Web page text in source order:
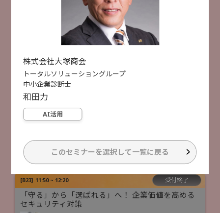
【評価制度対応】DXとセキュリティを両立!!「ちょ
うどいい」サプライチェーン対策
HENNGE株式会社
市川 貴生 氏
B12] 11:35 ~ 12:05
文書作成にとどまらない AI時代に求められる使い
こなすためのCopilot活用術
株式会社大塚商会
AI活用
[B23] 11:50 ~ 12:20 受付終了
「守る」から「選ばれる」へ！ 企業価値を高める
セキュリティ対策
株式会社大塚商会
トータルソリューショングループ
中小企業診断士
和田力
AI活用
このセミナーを選択して一覧に戻る